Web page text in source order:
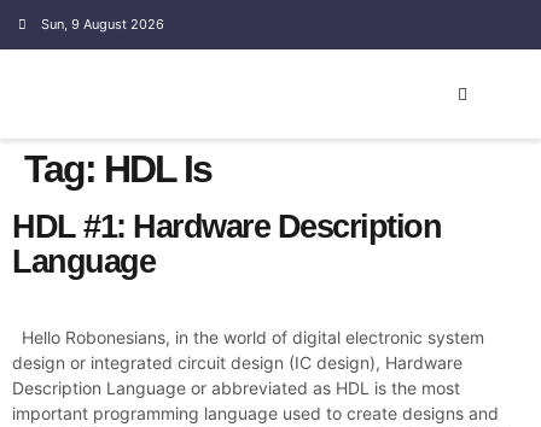
Sun, 9 August 2026
Tag: HDL Is
HDL #1: Hardware Description
Language
Hello Robonesians, in the world of digital electronic system
design or integrated circuit design (IC design), Hardware
Description Language or abbreviated as HDL is the most
important programming language used to create designs and